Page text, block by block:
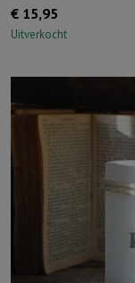
€ 15,95
Uitverkocht